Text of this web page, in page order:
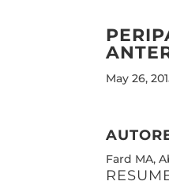
May 26,
Fard MA,